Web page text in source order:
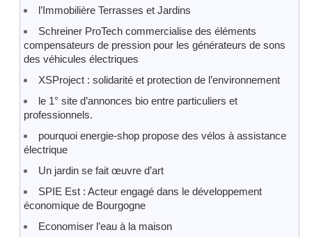
l’Immobilière Terrasses et Jardins
Schreiner ProTech commercialise des éléments
compensateurs de pression pour les générateurs de sons
des véhicules électriques
XSProject : solidarité et protection de l’environnement
le 1° site d’annonces bio entre particuliers et
professionnels.
pourquoi energie-shop propose des vélos à assistance
électrique
Un jardin se fait œuvre d’art
SPIE Est : Acteur engagé dans le développement
économique de Bourgogne
Economiser l’eau à la maison